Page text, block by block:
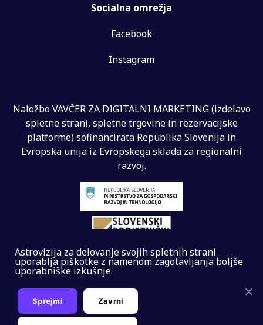
Socialna omrežja
Facebook
Instagram
Naložbo VAVČER ZA DIGITALNI MARKETING (izdelavo
spletne strani, spletne trgovine in rezervacijske
platforme) sofinancirata Republika Slovenija in
Evropska unija iz Evropskega sklada za regionalni
razvoj.
Astrovizija za delovanje svojih spletnih strani
uporablja piškotke z namenom zagotavljanja boljše
uporabniške izkušnje.
Sprejmi Zavrni